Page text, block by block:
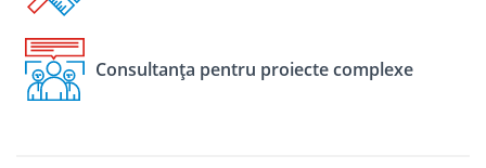
Consultanța pentru proiecte complexe